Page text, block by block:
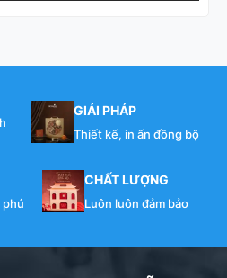
GIẢI PHÁP
Thiết kế, in ấn đồng bộ
phú
CHẤT LƯỢNG
Luôn luôn đảm bảo